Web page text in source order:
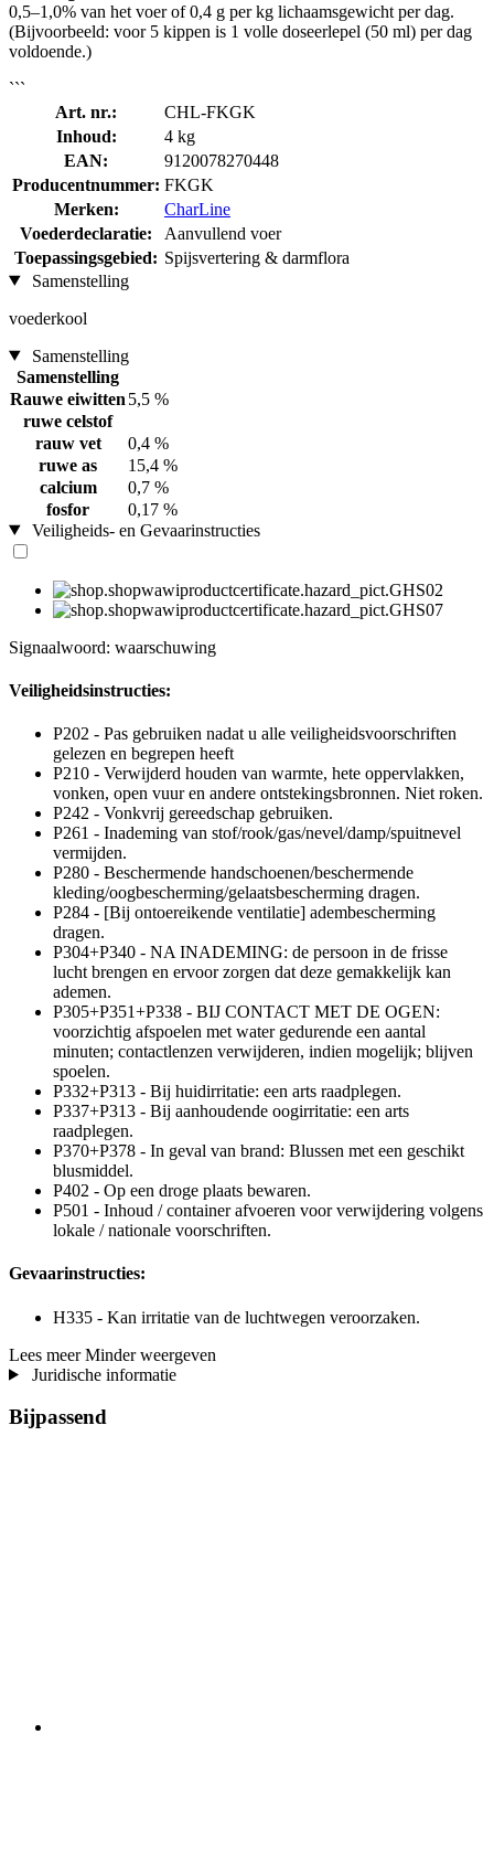
0,5–1,0% van het voer of 0,4 g per kg lichaamsgewicht per dag.
(Bijvoorbeeld: voor 5 kippen is 1 volle doseerlepel (50 ml) per dag
voldoende.)
```
Art. nr.:
CHL-FKGK
Inhoud:
4 kg
EAN:
9120078270448
Producentnummer: FKGK
Merken:
CharLine
Voederdeclaratie:
Aanvullend voer
Toepassingsgebied: Spijsvertering & darmflora
Samenstelling
voederkool
Samenstelling
Samenstelling
Rauwe eiwitten 5,5 %
ruwe celstof
rauw vet
0,4 %
ruwe as
15,4 %
calcium
0,7 %
fosfor
0,17 %
Veiligheids- en Gevaarinstructies
Signaalwoord: waarschuwing
Veiligheidsinstructies:
P202 - Pas gebruiken nadat u alle veiligheidsvoorschriften
gelezen en begrepen heeft
P210 - Verwijderd houden van warmte, hete oppervlakken,
vonken, open vuur en andere ontstekingsbronnen. Niet roken.
P242 - Vonkvrij gereedschap gebruiken.
P261 - Inademing van stof/rook/gas/nevel/damp/spuitnevel
vermijden.
P280 - Beschermende handschoenen/beschermende
kleding/oogbescherming/gelaatsbescherming dragen.
P284 - [Bij ontoereikende ventilatie] adembescherming
dragen.
P304+P340 - NA INADEMING: de persoon in de frisse
lucht brengen en ervoor zorgen dat deze gemakkelijk kan
ademen.
P305+P351+P338 - BIJ CONTACT MET DE OGEN:
voorzichtig afspoelen met water gedurende een aantal
minuten; contactlenzen verwijderen, indien mogelijk; blijven
spoelen.
P332+P313 - Bij huidirritatie: een arts raadplegen.
P337+P313 - Bij aanhoudende oogirritatie: een arts
raadplegen.
P370+P378 - In geval van brand: Blussen met een geschikt
blusmiddel.
P402 - Op een droge plaats bewaren.
P501 - Inhoud / container afvoeren voor verwijdering volgens
lokale / nationale voorschriften.
Gevaarinstructies:
H335 - Kan irritatie van de luchtwegen veroorzaken.
Lees meer Minder weergeven
Juridische informatie
Bijpassend